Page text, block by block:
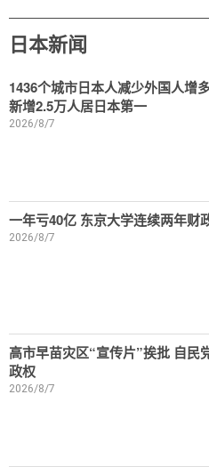
日本新闻
1436个城市日本人减少外国人增
新增2.5万人居日本第一
2026/8/7
一年亏40亿 东京大学连续两年财
2026/8/7
高市早苗灾区“宣传片”挨批 自民
政权
2026/8/7